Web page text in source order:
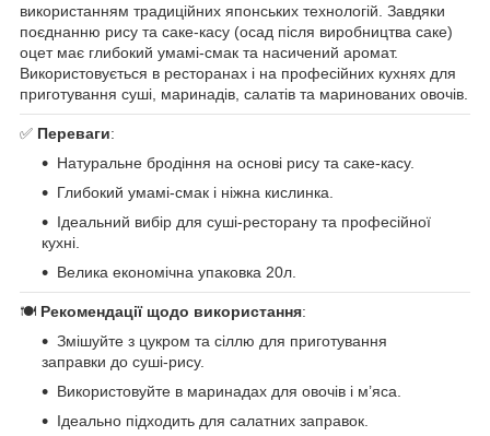
використанням традиційних японських технологій. Завдяки
поєднанню рису та саке-касу (осад після виробництва саке)
оцет має глибокий умамі-смак та насичений аромат.
Використовується в ресторанах і на професійних кухнях для
приготування суші, маринадів, салатів та маринованих овочів.
✅ Переваги:
Натуральне бродіння на основі рису та саке-касу.
Глибокий умамі-смак і ніжна кислинка.
Ідеальний вибір для суші-ресторану та професійної
кухні.
Велика економічна упаковка 20л.
🍽 Рекомендації щодо використання:
Змішуйте з цукром та сіллю для приготування
заправки до суші-рису.
Використовуйте в маринадах для овочів і м’яса.
Ідеально підходить для салатних заправок.